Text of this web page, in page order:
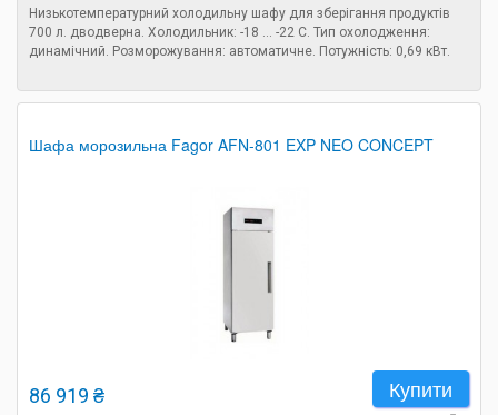
Низькотемпературний холодильну шафу для зберігання продуктів
700 л. дводверна. Холодильник: -18 ... -22 С. Тип охолодження:
динамічний. Розморожування: автоматичне. Потужність: 0,69 кВт.
Шафа морозильна Fagor AFN-801 EXP NEO CONCEPT
Купити
86 919 ₴